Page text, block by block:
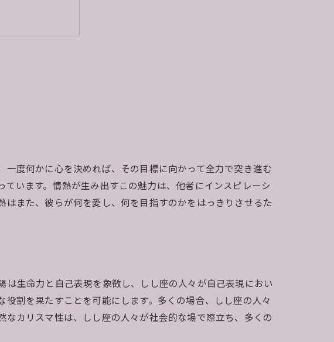
るのか
スタイル
度何かに心を決めれば、その目標に向かって全力で突き進む
います。情熱が生み出すこの魅力は、他者にインスピレーシ
また、彼らが何を愛し、何を目指すのかをはっきりさせるた
生命力と自己表現を象徴し、しし座の人々が自己表現におい
割を果たすことを可能にします。多くの場合、しし座の人々
カリスマ性は、しし座の人々が社会的な場で際立ち、多くの